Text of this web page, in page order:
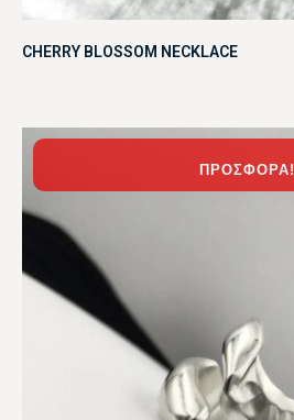
CHERRY BLOSSOM NECKLACE
ΠΡΟΣΦΟΡΆ!